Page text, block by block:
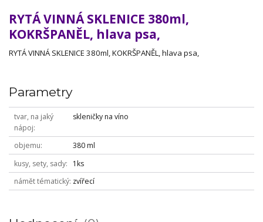
RYTÁ VINNÁ SKLENICE 380ml,
KOKRŠPANĚL, hlava psa,
RYTÁ VINNÁ SKLENICE 380ml, KOKRŠPANĚL, hlava psa,
Parametry
tvar, na jaký
nápoj
skleničky na víno
objemu
380 ml
kusy, sety, sady
1ks
námět tématický zvířecí